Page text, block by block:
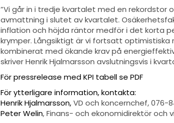
”Vi går in i tredje kvartalet med en
avmattning i slutet av kvartalet.
inflation och höjda räntor medför i det korta
krymper. Långsiktigt är vi fortsatt
kombinerat med ökande krav på
skriver Henrik Hjalmarsson avslutningsvis i
För pressrelease med KPI tabell se PDF
För ytterligare information, kontakta:
Henrik Hjalmarsson,VD och koncernchef,076-
Peter Welin, Finans- och ekonomidirektör och